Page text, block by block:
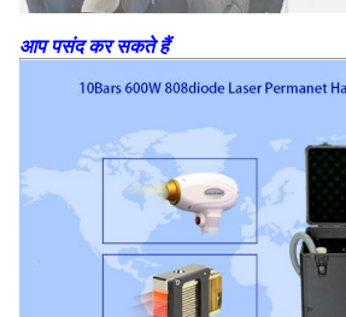
आप पसंद कर सकते हैं